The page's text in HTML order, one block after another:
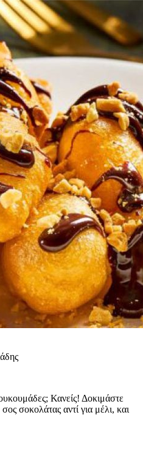
Κανείς! Δοκιμάστε
σοκολάτας αντί για μέλι, και